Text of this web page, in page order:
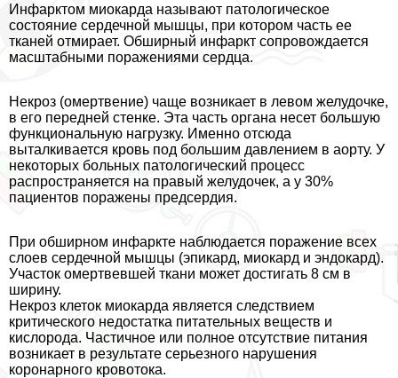
Инфарктом миокарда называют патологическое
состояние сердечной мышцы, при котором часть ее
тканей отмирает. Обширный инфаркт сопровождается
масштабными поражениями сердца.
Некроз (омертвение) чаще возникает в левом желудочке,
в его передней стенке. Эта часть органа несет большую
функциональную нагрузку. Именно отсюда
выталкивается кровь под большим давлением в аорту. У
некоторых больных патологический процесс
распространяется на правый желудочек, а у 30%
пациентов поражены предсердия.
При обширном инфаркте наблюдается поражение всех
слоев сердечной мышцы (эпикард, миокард и эндокард).
Участок омертвевшей ткани может достигать 8 см в
ширину.
Некроз клеток миокарда является следствием
критического недостатка питательных веществ и
кислорода. Частичное или полное отсутствие питания
возникает в результате серьезного нарушения
коронарного кровотока.